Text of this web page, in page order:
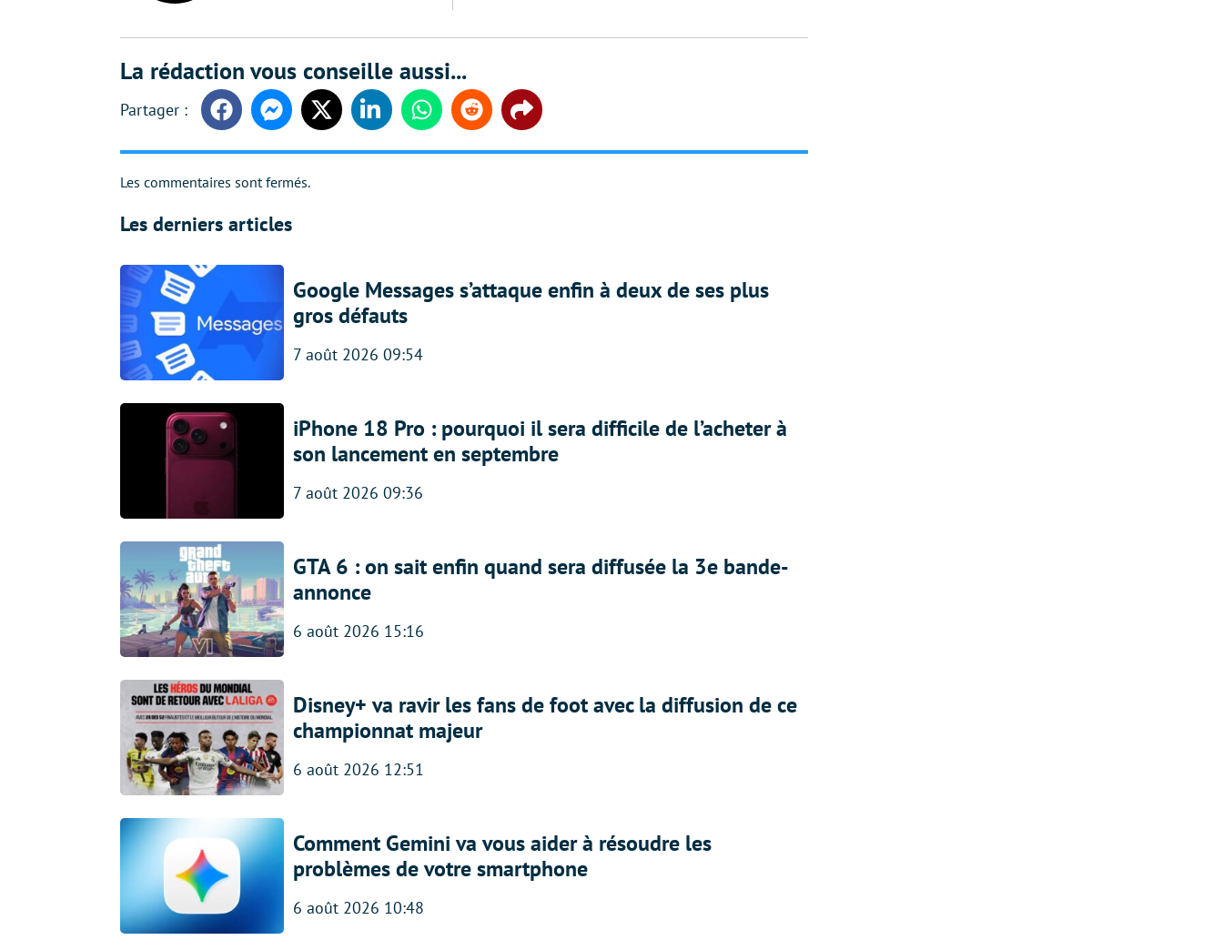
La rédaction vous conseille aussi...
FacebookMessengerTwitter LinkedinWhatsappReddit Share
Les commentaires sont fermés.
Les derniers articles
Google Messages s’attaque enfin à deux de ses plus
gros défauts
7 août 2026 09:54
iPhone 18 Pro : pourquoi il sera difficile de l’acheter à
son lancement en septembre
7 août 2026 09:36
GTA 6 : on sait enfin quand sera diffusée la 3e bande-
annonce
6 août 2026 15:16
Disney+ va ravir les fans de foot avec la diffusion de ce
championnat majeur
6 août 2026 12:51
Comment Gemini va vous aider à résoudre les
problèmes de votre smartphone
6 août 2026 10:48